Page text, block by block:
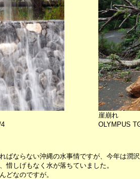
崖崩れ
OLYMPUS
ばならない沖縄の水事情ですが、今年は潤沢
惜しげもなく水が落ちていました。
どなのですが。